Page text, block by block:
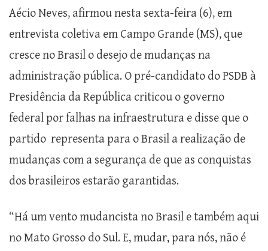
Aécio Neves, afirmou nesta sexta-feira (6), em
entrevista coletiva em Campo Grande (MS), que
cresce no Brasil o desejo de mudanças na
administração pública. O pré-candidato do PSDB à
Presidência da República criticou o governo
federal por falhas na infraestrutura e disse que o
partido representa para o Brasil a realização de
mudanças com a segurança de que as conquistas
dos brasileiros estarão garantidas.
“Há um vento mudancista no Brasil e também aqui
no Mato Grosso do Sul. E, mudar, para nós, não é